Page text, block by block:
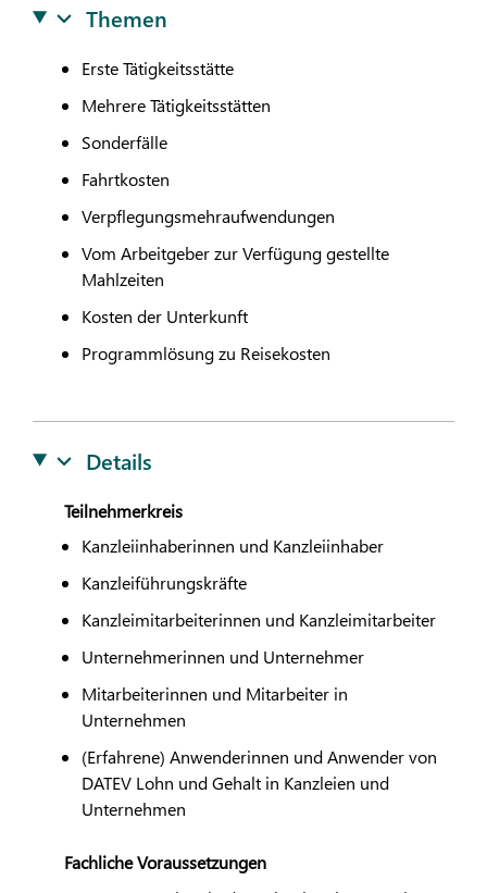
Themen
Erste Tätigkeitsstätte
Mehrere Tätigkeitsstätten
Sonderfälle
Fahrtkosten
Verpflegungsmehraufwendungen
Vom Arbeitgeber zur Verfügung gestellte
Mahlzeiten
Kosten der Unterkunft
Programmlösung zu Reisekosten
Details
Teilnehmerkreis
Kanzleiinhaberinnen und Kanzleiinhaber
Kanzleiführungskräfte
Kanzleimitarbeiterinnen und Kanzleimitarbeiter
Unternehmerinnen und Unternehmer
Mitarbeiterinnen und Mitarbeiter in
Unternehmen
(Erfahrene) Anwenderinnen und Anwender von
DATEVLohn und Gehalt in Kanzleien und
Unternehmen
Fachliche Voraussetzungen